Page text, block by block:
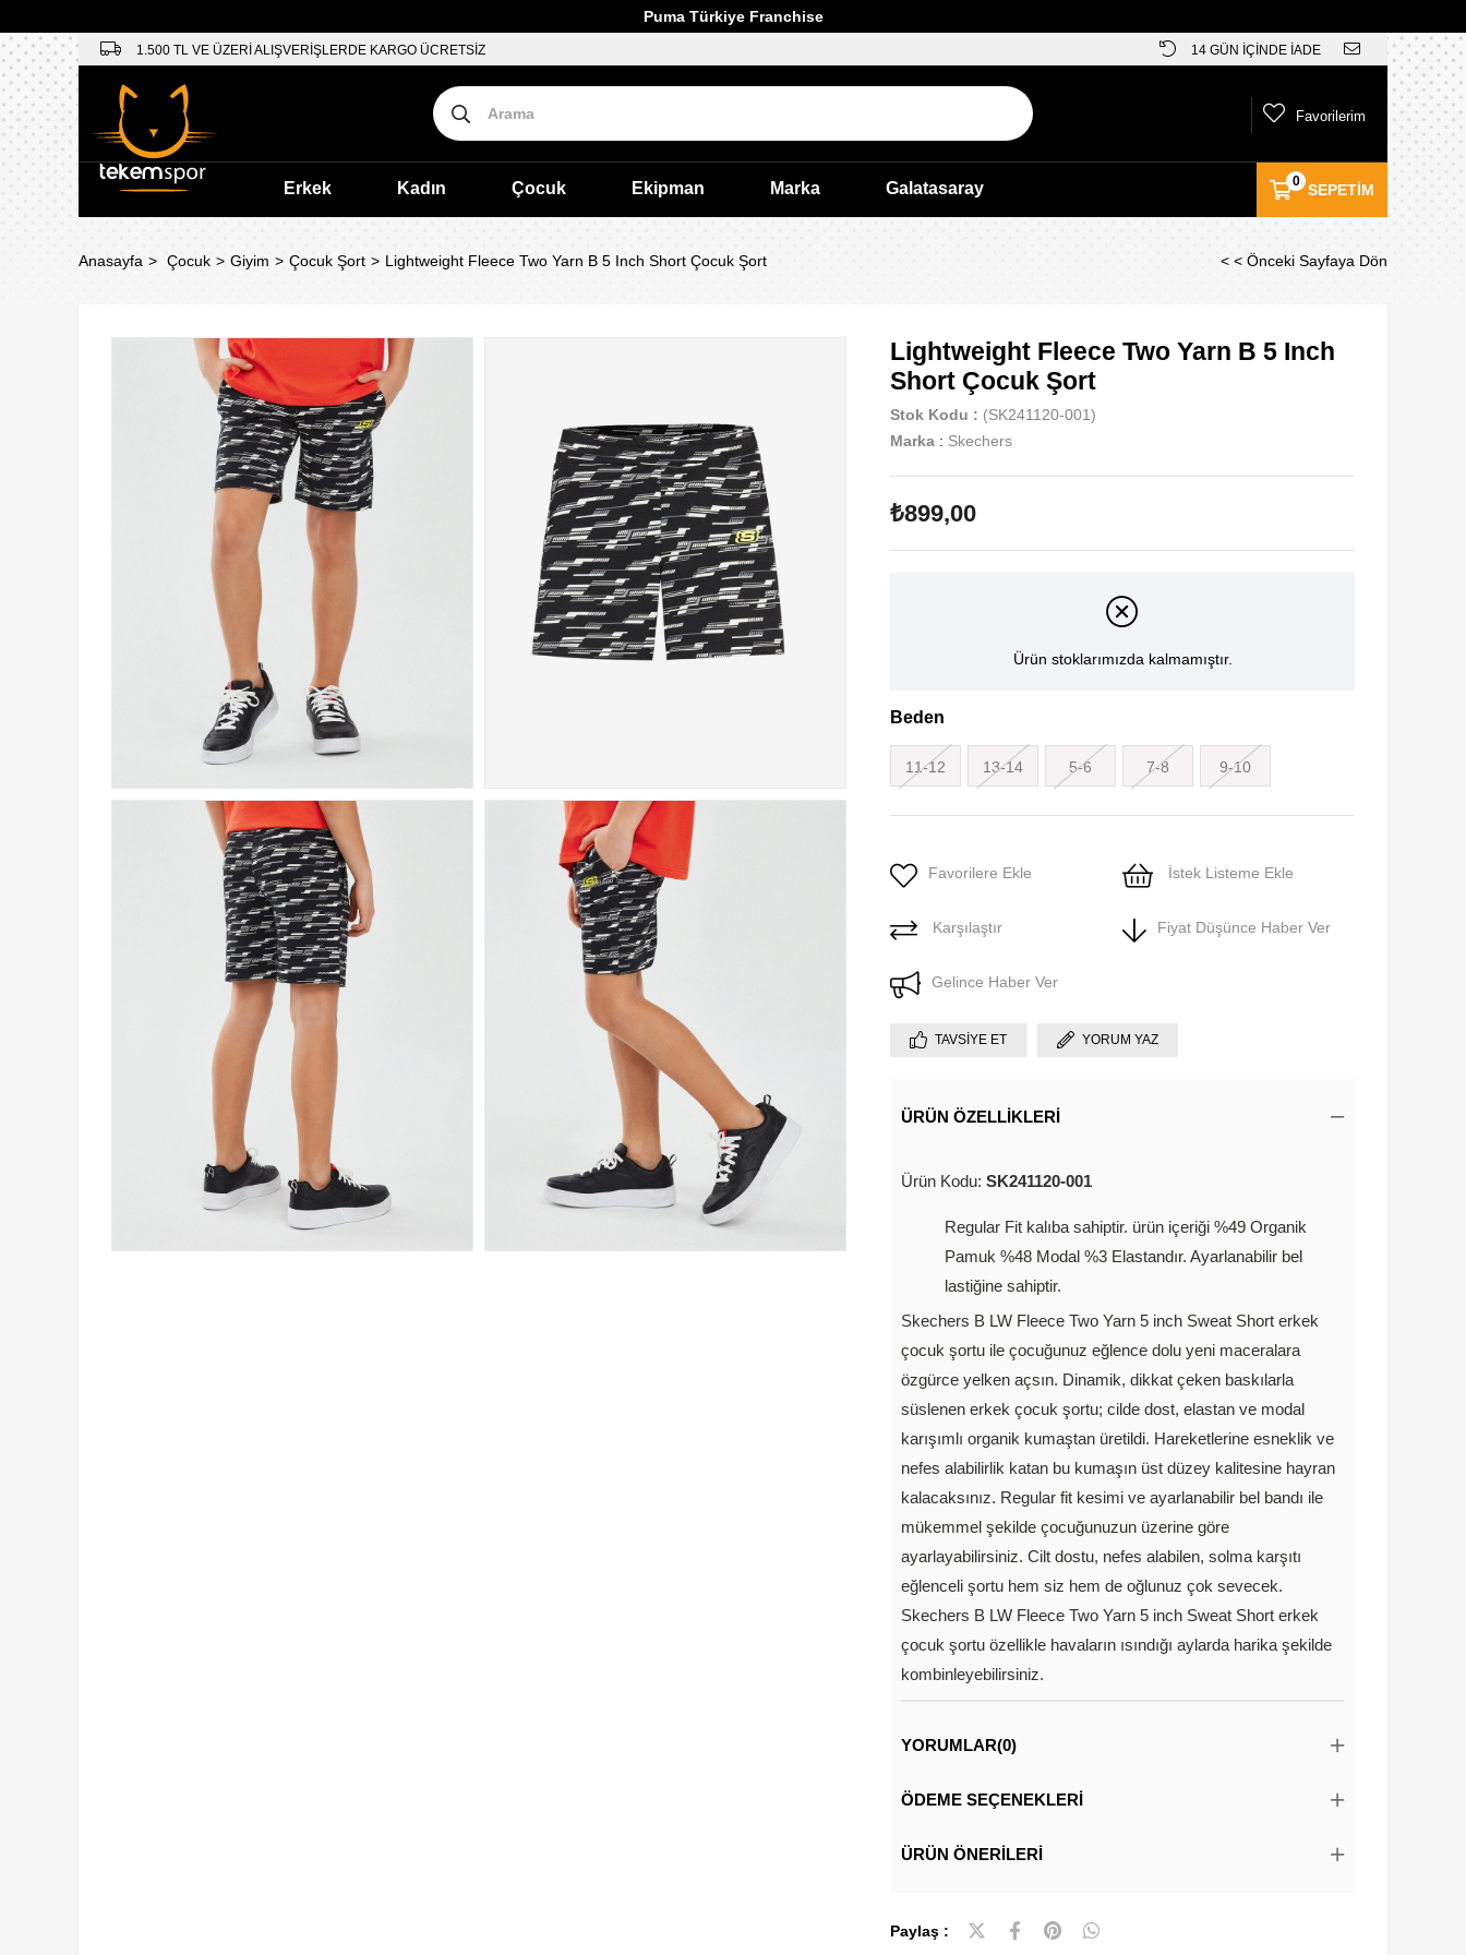
Puma Türkiye Franchise
1.500 TL VE ÜZERİ ALIŞVERİŞLERDE KARGO ÜCRETSİZ 14 GÜN İÇİNDE İADE
SEPETIM
0
Favorilerim
Erkek Kadın Çocuk Ekipman Marka Galatasaray
Anasayfa Çocuk Giyim Çocuk Şort Lightweight Fleece Two Yarn B 5 Inch Short Çocuk Şort < < Önceki Sayfaya Dön
Lightweight Fleece Two Yarn B 5 Inch
Short Çocuk Şort
Stok Kodu
(SK241120-001)
Marka : Skechers
₺899,00
Ürün stoklarımızda kalmamıştır.
Beden
11-12 13-14 5-6 7-8 9-10
Favorilere Ekle İstek Listeme Ekle
Karşılaştır Fiyat Düşünce Haber Ver
Gelince Haber Ver
TAVSIYE ET YORUM YAZ
ÜRÜN ÖZELLIKLERI
Ürün Kodu: SK241120-001
Regular Fit kalıba sahiptir. ürün içeriği %49 Organik
Pamuk %48 Modal %3 Elastandır. Ayarlanabilir bel
lastiğine sahiptir.
Skechers B LW Fleece Two Yarn 5 inch Sweat Short erkek
çocuk şortu ile çocuğunuz eğlence dolu yeni maceralara
özgürce yelken açsın. Dinamik, dikkat çeken baskılarla
süslenen erkek çocuk şortu; cilde dost, elastan ve modal
karışımlı organik kumaştan üretildi. Hareketlerine esneklik ve
nefes alabilirlik katan bu kumaşın üst düzey kalitesine hayran
kalacaksınız. Regular fit kesimi ve ayarlanabilir bel bandı ile
mükemmel şekilde çocuğunuzun üzerine göre
ayarlayabilirsiniz. Cilt dostu, nefes alabilen, solma karşıtı
eğlenceli şortu hem siz hem de oğlunuz çok sevecek.
Skechers B LW Fleece Two Yarn 5 inch Sweat Short erkek
çocuk şortu özellikle havaların ısındığı aylarda harika şekilde
kombinleyebilirsiniz.
YORUMLAR(0)
ÖDEME SEÇENEKLERI
ÜRÜN ÖNERILERI
Paylaş :